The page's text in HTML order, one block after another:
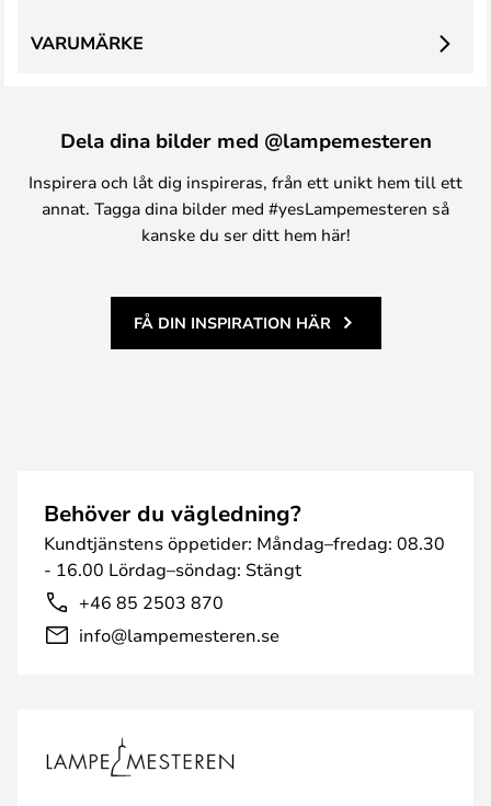
VARUMÄRKE
Dela dina bilder med @lampemesteren
Inspirera och låt dig inspireras, från ett unikt hem till ett
annat. Tagga dina bilder med #yesLampemesteren så
kanske du ser ditt hem här!
FÅ DIN INSPIRATION HÄR
Behöver du vägledning?
Kundtjänstens öppetider: Måndag–fredag: 08.30
- 16.00 Lördag–söndag: Stängt
+46 85 2503 870
info@lampemesteren.se